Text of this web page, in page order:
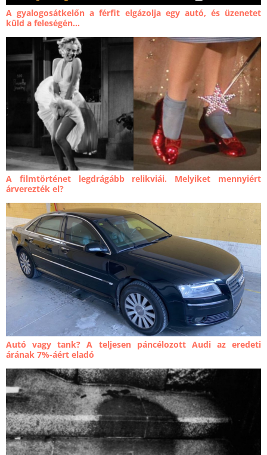
A gyalogosátkelőn a férfit elgázolja egy autó, és üzenetet
küld a feleségén...
A filmtörténet legdrágább relikviái. Melyiket mennyiért
árverezték el?
Autó vagy tank? A teljesen páncélozott Audi az eredeti
árának 7%-áért eladó